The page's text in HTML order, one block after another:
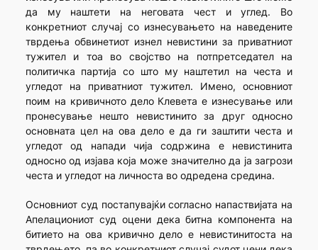
да му наштети на неговата чест и углед. Во
конкретниот случај со изнесувањето на наведените
тврдења обвинетиот изнел невистини за приватниот
тужител и тоа во својство на потпретседател на
политичка партија со што му наштетил на честа и
угледот на приватниот тужител. Имено, основниот
поим на кривичното дело Клевета е изнесување или
пронесување нешто невистинито за друг односно
основната цел на ова дело е да ги заштити честа и
угледот од напади чија содржина е невистинита
односно од изјава која може значително да ја загрози
честа и угледот на личноста во одредена средина.
Основниот суд постапувајќи согласно напаствијата на
Апелациониот суд оцени дека битна компонента на
битието на ова кривично дело е невистинитоста на